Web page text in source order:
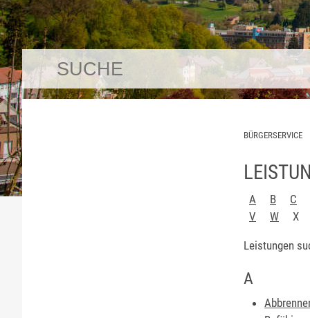
BÜRGERSERVICE
A B
C
V
W X
Leistungen
A